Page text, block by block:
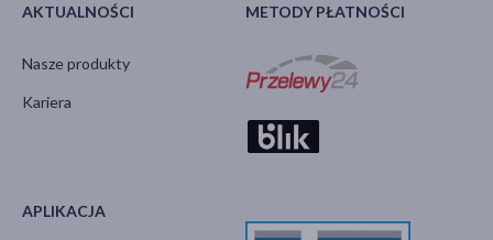
AKTUALNOŚCI
Nasze produkty
Kariera
METODY PŁATNOŚCI
APLIKACJA